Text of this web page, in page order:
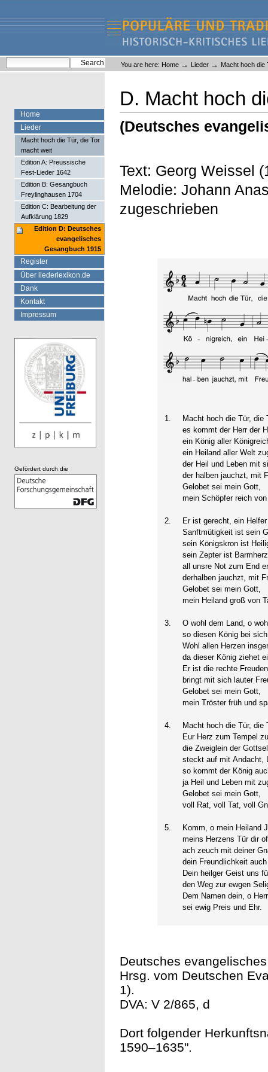
content.
navigation
Liederlexikon
Personal
tools
You are here: Home → Lieder → Macht hoch die
D. Macht hoch
(Deutsches
Text: Georg Weissel
Melodie: Johann
zugeschrieben
1.
Macht hoch die Tür, die
es kommt der Herr der
ein König aller
ein Heiland aller Welt
der Heil und Leben mit
der halben jauchzt, mit
Gelobet sei mein Gott,
mein Schöpfer reich
2.
Er ist gerecht, ein
Sanftmütigkeit ist sein
sein Königskron ist
sein Zepter ist
all unsre Not zum End
derhalben jauchzt, mit
Gelobet sei mein Gott,
mein Heiland groß von
3.
O wohl dem Land, o
so diesen König bei
Wohl allen Herzen
da dieser König ziehet
Er ist die rechte
bringt mit sich lauter
Gelobet sei mein Gott,
mein Tröster früh und
4.
Macht hoch die Tür, die
Eur Herz zum Tempel
die Zweiglein der
steckt auf mit Andacht,
so kommt der König
ja Heil und Leben mit
Gelobet sei mein Gott,
voll Rat, voll Tat, voll
5.
Komm, o mein Heiland
meins Herzens Tür dir
ach zeuch mit deiner
dein Freundlichkeit
Dein heilger Geist uns
den Weg zur ewgen
Dem Namen dein, o
sei ewig Preis und Ehr.
Deutsches
Hrsg. vom Deutschen
1).
DVA: V 2/865, d
Dort folgender
1590–1635".
Home
Lieder
Macht hoch die Tür, die Tor
macht weit
Edition A: Preussische
Fest-Lieder 1642
Edition B: Gesangbuch
Freylinghausen 1704
Edition C: Bearbeitung der
Aufklärung 1829
Edition D: Deutsches
evangelisches
Gesangbuch 1915
Register
Über liederlexikon.de
Dank
Kontakt
Impressum
Gefördert durch die